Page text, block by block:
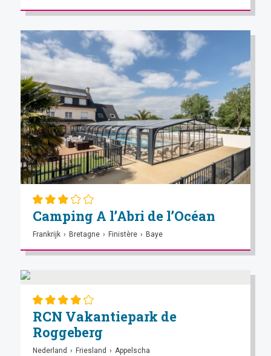
Camping A l’Abri de l’Océan
Frankrijk › Bretagne › Finistère › Baye
RCN Vakantiepark de
Roggeberg
Nederland › Friesland › Appelscha